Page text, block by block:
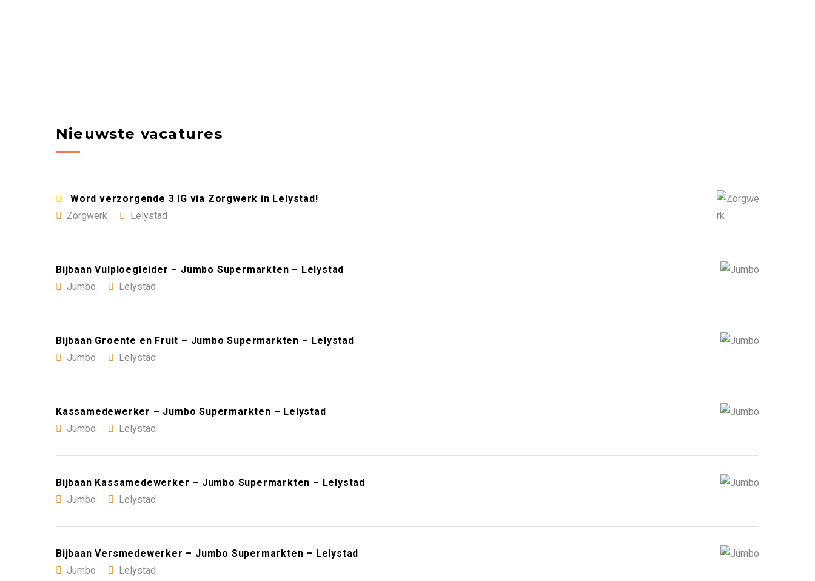
Nieuwste vacatures
Word verzorgende 3 IG via Zorgwerk in Lelystad!
Zorgwerk
Lelystad
Bijbaan Vulploegleider – Jumbo Supermarkten – Lelystad
Jumbo
Lelystad
Bijbaan Groente en Fruit – Jumbo Supermarkten – Lelystad
Jumbo
Lelystad
Kassamedewerker – Jumbo Supermarkten – Lelystad
Jumbo
Lelystad
Bijbaan Kassamedewerker – Jumbo Supermarkten – Lelystad
Jumbo
Lelystad
Bijbaan Versmedewerker – Jumbo Supermarkten – Lelystad
Jumbo
Lelystad